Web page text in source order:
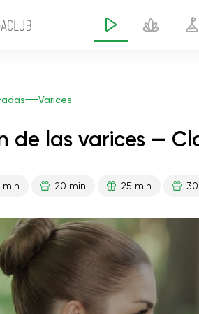
Varices
de las varices —
min 20 min 25 min